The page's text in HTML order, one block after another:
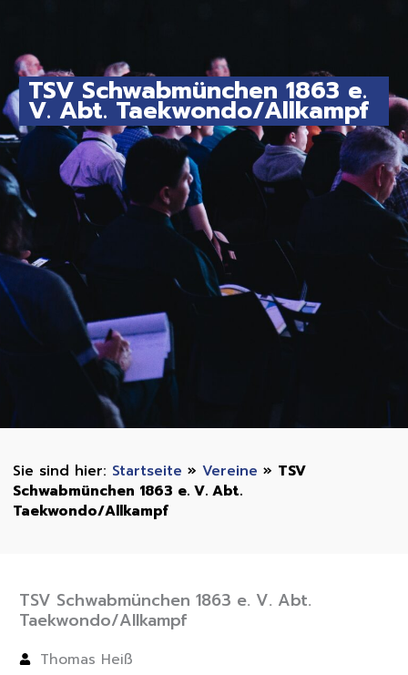
TSV Schwabmünchen 1863 e.
V. Abt. Taekwondo/Allkampf
Startseite » Vereine » TSV
Schwabmünchen 1863 e. V. Abt.
Taekwondo/Allkampf
TSV Schwabmünchen 1863 e. V. Abt.
Taekwondo/Allkampf
Thomas Heiß